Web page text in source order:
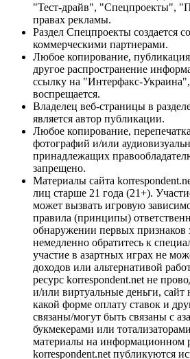
"Тест-драйв", "Спецпроекты",
правах рекламы.
Раздел Спецпроекты создается
коммерческими партнерами.
Любое копирование,
другое распространение
ссылку на "Интерфакс-
воспрещается.
Владелец веб-страницы в
является автор публикации.
Любое копирование,
фотографий и/или
принадлежащих
запрещено.
Материалы сайта
лиц старше 21 года (21+).
может вызвать игровую
правила (принципы)
обнаружении первых признаков
немедленно обратитесь к
участие в азартных играх не
доходов или альтернативой
ресурс korrespondent.net не
и/или виртуальные деньги, сайт
какой форме оплату ставок и
связаны/могут быть связаны с
букмекерами или
материалы на информационном
korrespondent.net публикуются